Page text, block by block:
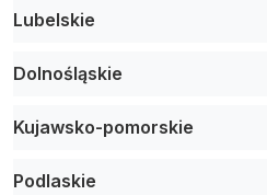
Lubelskie
Dolnośląskie
Kujawsko-pomorskie
Podlaskie